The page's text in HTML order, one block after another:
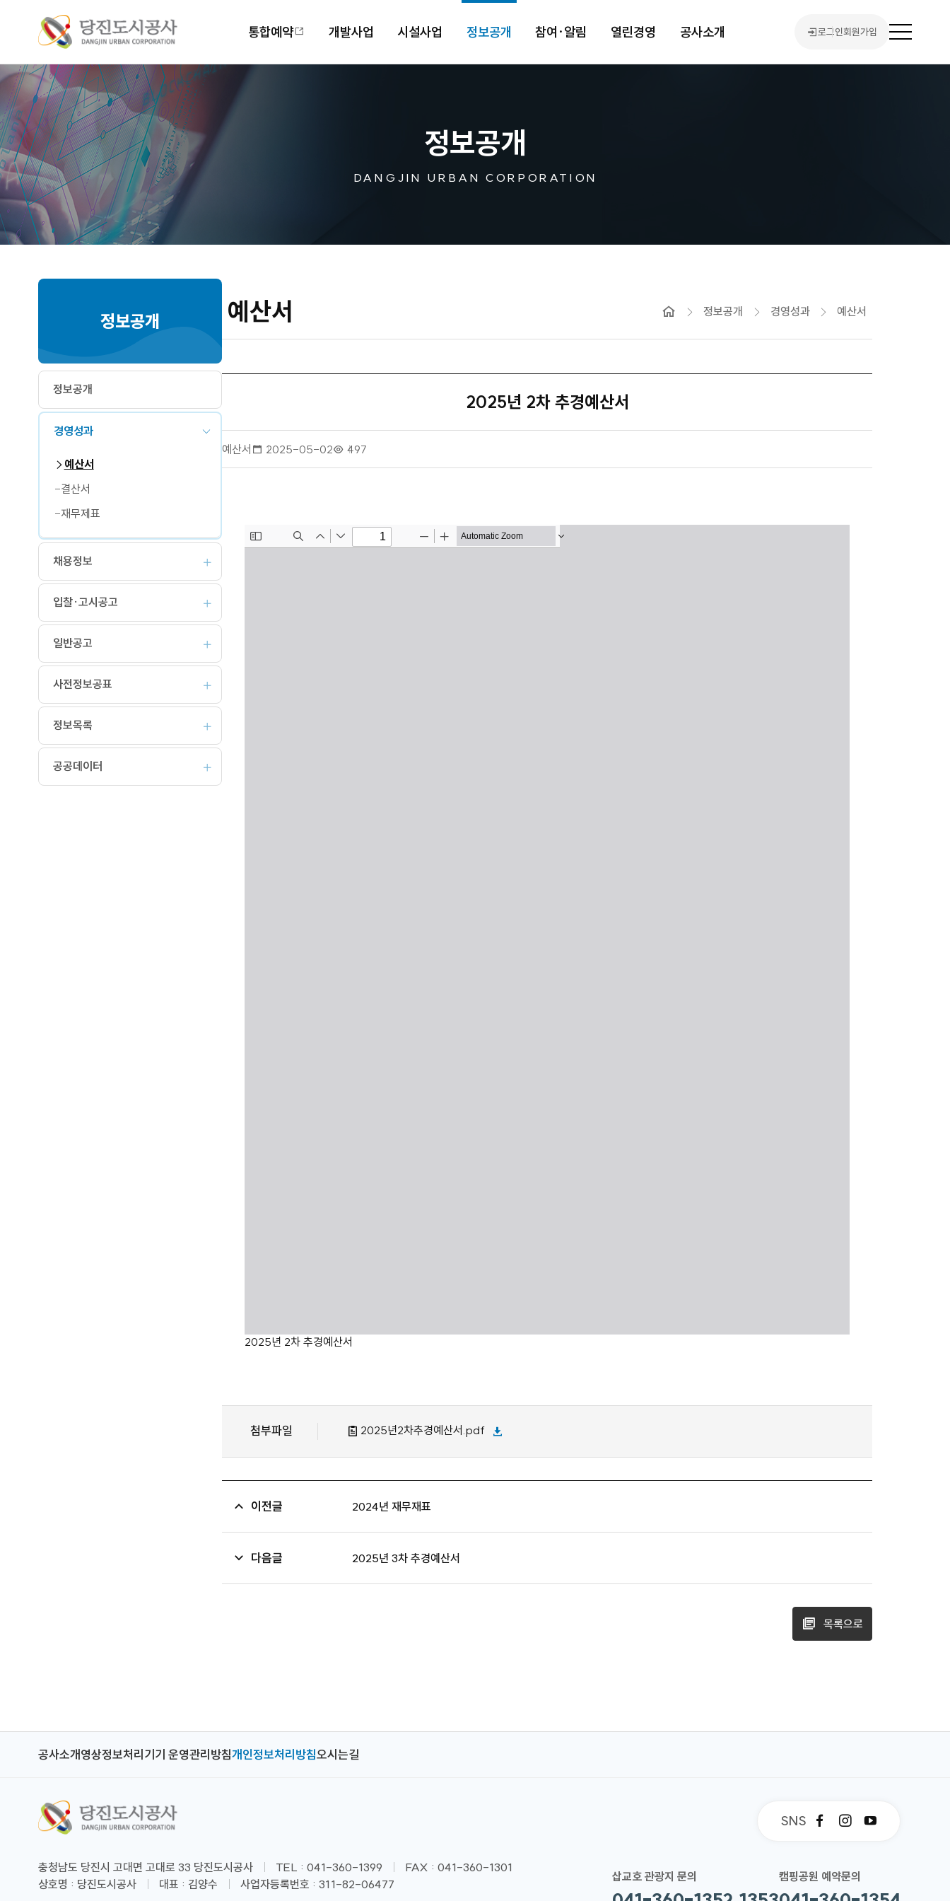
통합예약 개발사업 시설사업 정보공개 참여·알림 열린경영 공사소개 로그인회원가입
전
메
정보공개
DANGJIN URBAN CORPORATION
정보공개
정보공개
경영성과
예산서
결산서
재무제표
채용정보
입찰·고시공고
일반공고
사전정보공표
정보목록
공공데이터
예산서 정보공개 경영성과 예산서
2025년 2차 추경예산서
예산서
작
2025-05-02
조
497
2025년 2차 추경예산서
첨부파일 2025년2차추경예산서.pdf
이전글 2024년 재무재표
다음글 2025년 3차 추경예산서
목록으로
공사소개영상정보처리기기 운영관리방침개인정보처리방침오시는길
충청남도 당진시 고대면 고대로 33 당진도시공사 TEL : 041-360-1399
FAX : 041-360-1301
상호명 : 당진도시공사
대표 : 김양수 사업자등록번호 : 311-82-06477
SNS
페
북
인
그
램
유
삽교호 관광지 문의
캠핑공원 예약문의